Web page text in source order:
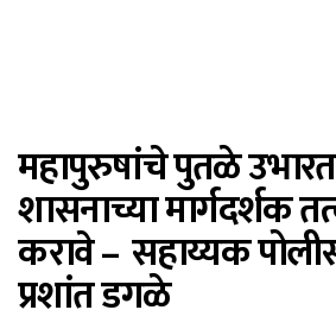
महापुरुषांचे पुतळे
शासनाच्या मार्गदर्शक
करावे – सहाय्यक
प्रशांत डगळे